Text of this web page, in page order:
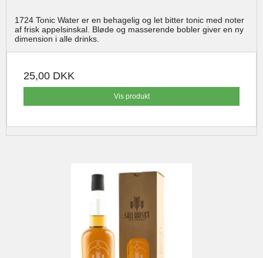
1724 Tonic Water er en behagelig og let bitter tonic med noter
af frisk appelsinskal. Bløde og masserende bobler giver en ny
dimension i alle drinks.
25,00 DKK
Vis produkt